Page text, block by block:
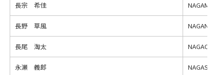
長宗 希佳
長野 草風 NAGANO
長尾 淘太 NAGAO,
永瀬 義郎 NAGASE,